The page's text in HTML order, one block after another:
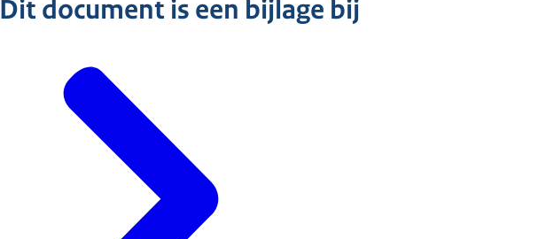
Dit document is een bijlage bij